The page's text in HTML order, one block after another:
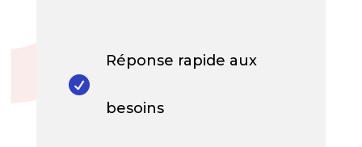

Réponse rapide aux
besoins